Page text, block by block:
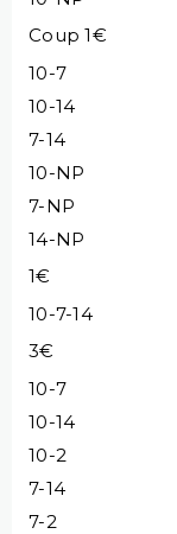
Coup 1€
10-7
10-14
7-14
10-NP
7-NP
14-NP
1€
10-7-14
3€
10-7
10-14
10-2
7-14
7-2